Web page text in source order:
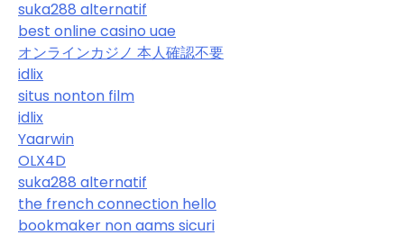
suka288 alternatif
best online casino uae
オンラインカジノ 本人確認不要
idlix
situs nonton film
idlix
Yaarwin
OLX4D
suka288 alternatif
the french connection hello
bookmaker non aams sicuri